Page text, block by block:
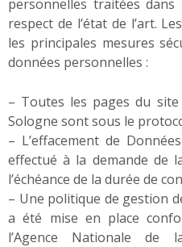
personnelles traitées
respect de l’état de l’art.
les principales mesures
données personnelles :
– Toutes les pages du
Sologne sont sous le
– L’effacement de
effectué à la demande de
l’échéance de la durée de
– Une politique de gestion
a été mise en place
l’Agence Nationale de